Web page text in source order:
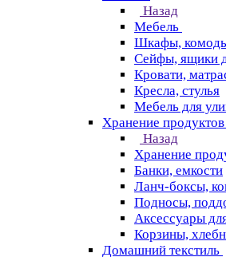
Назад
Мебель
Шкафы,
Сейфы, ящики
Кровати,
Кресла, стулья
Мебель для
Хранение продуктов
Назад
Хранение
Банки, емкости
Ланч-боксы,
Подносы,
Аксессуары
Корзины,
Домашний текстиль